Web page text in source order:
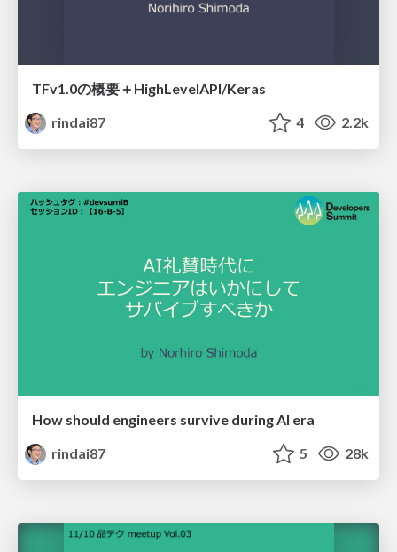
TFv1.0の概要＋HighLevelAPI/Keras
rindai87
4 2.2k
How should engineers survive during AI era
rindai87
5 28k